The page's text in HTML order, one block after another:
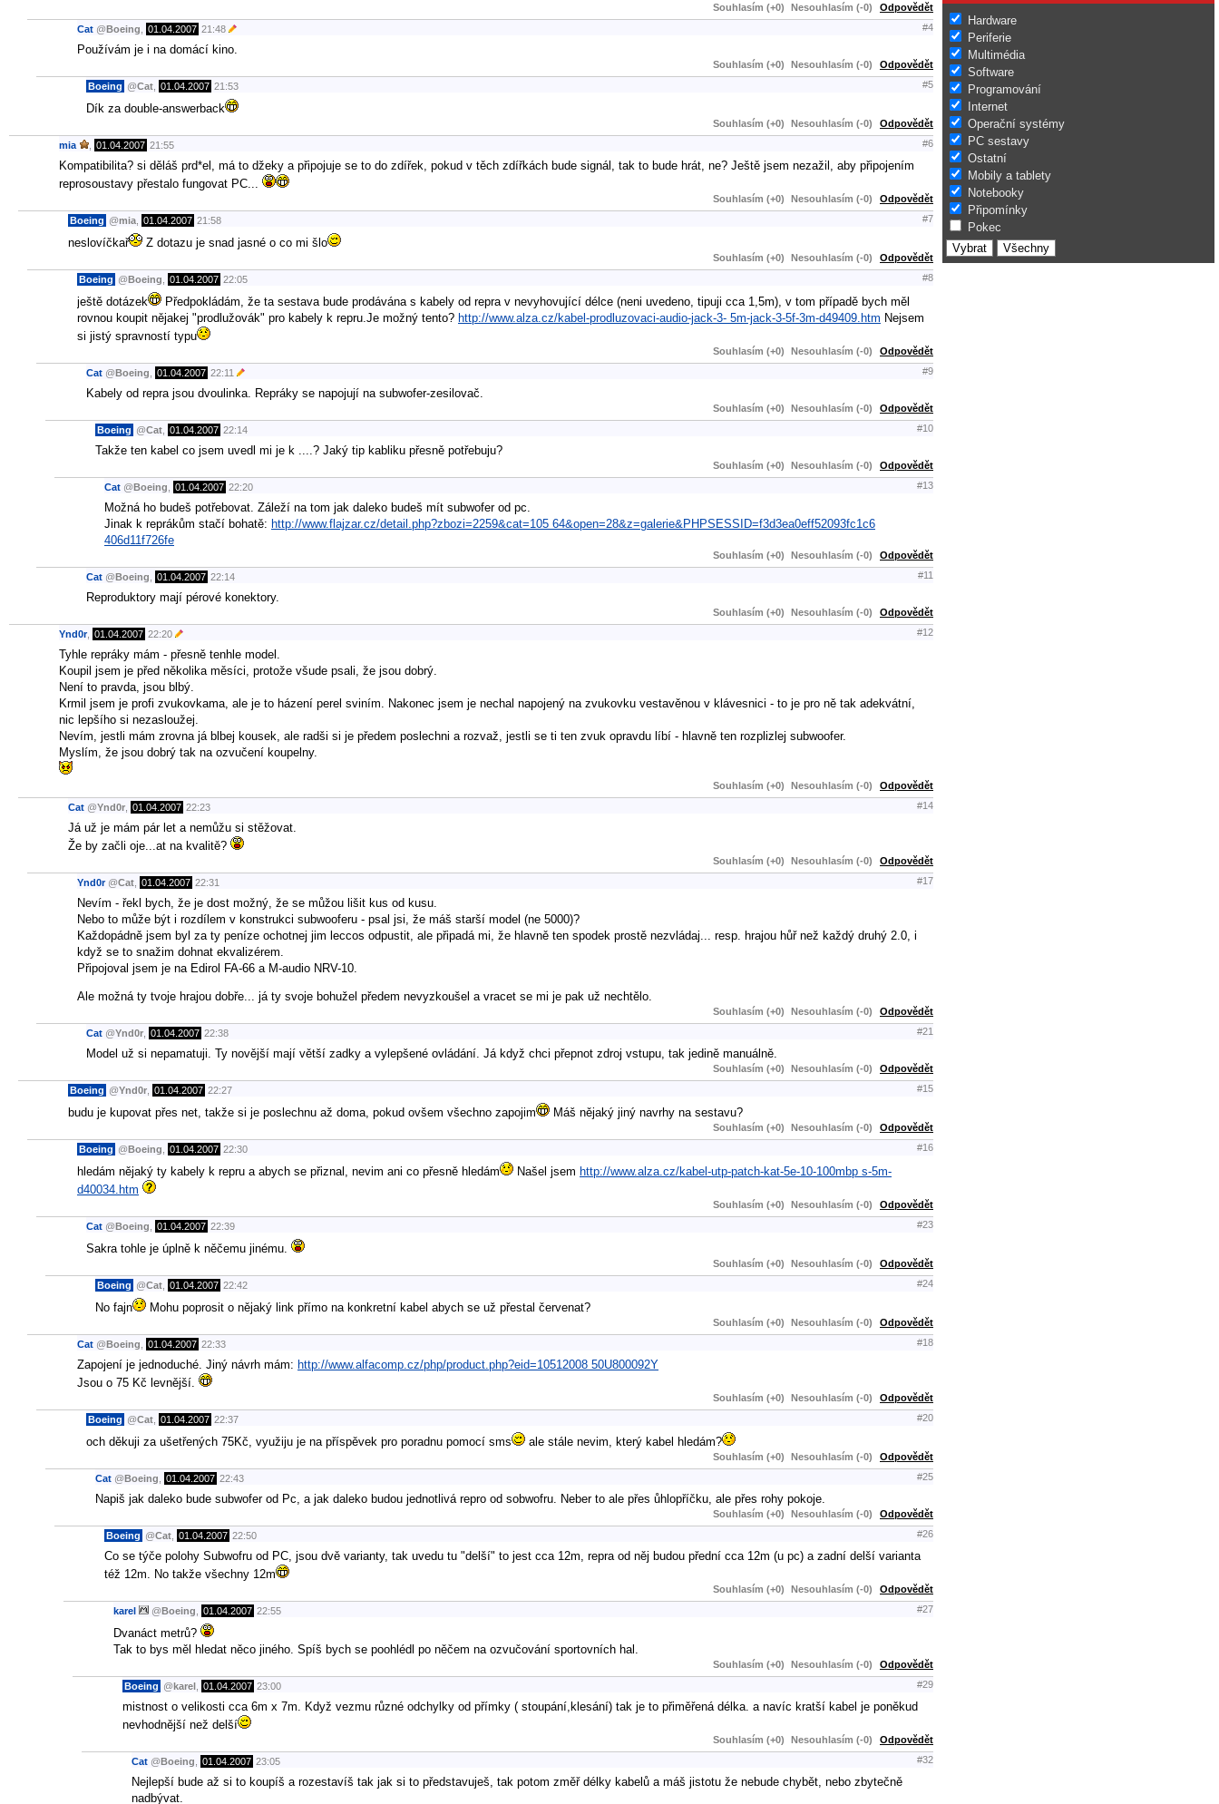
Souhlasím (+0) Nesouhlasím (-0) Odpovědět
Cat @Boeing 01.04.2007 21:48 #4
Používám je i na domácí kino.
Souhlasím (+0) Nesouhlasím (-0) Odpovědět
Boeing @Cat 01.04.2007 21:53 #5
Dík za double-answerback
Souhlasím (+0) Nesouhlasím (-0) Odpovědět
mia 01.04.2007 21:55 #6
Kompatibilita? si děláš prd*el, má to džeky a připojuje se to do zdířek, pokud v těch zdířkách bude signál, tak to bude hrát, ne? Ještě jsem nezažil, aby připojením
reprosoustavy přestalo fungovat PC...
Souhlasím (+0) Nesouhlasím (-0) Odpovědět
Boeing @mia 01.04.2007 21:58 #7
neslovíčkař Z dotazu je snad jasné o co mi šlo
Souhlasím (+0) Nesouhlasím (-0) Odpovědět
Boeing @Boeing 01.04.2007 22:05 #8
ještě dotázek
Předpokládám, že ta sestava bude prodávána s kabely od repra v nevyhovující délce (neni uvedeno, tipuji cca 1,5m), v tom případě bych měl
rovnou koupit nějakej "prodlužovák" pro kabely k repru.Je možný tento? http://www.alza.cz/kabel-prodluzovaci-audio-jack-3- 5m-jack-3-5f-3m-d49409.htm Nejsem
si jistý spravností typu
Souhlasím (+0) Nesouhlasím (-0) Odpovědět
Cat @Boeing 01.04.2007 22:11 #9
Kabely od repra jsou dvoulinka. Repráky se napojují na subwofer-zesilovač.
Souhlasím (+0) Nesouhlasím (-0) Odpovědět
Boeing @Cat 01.04.2007 22:14 #10
Takže ten kabel co jsem uvedl mi je k ....? Jaký tip kabliku přesně potřebuju?
Souhlasím (+0) Nesouhlasím (-0) Odpovědět
Cat @Boeing 01.04.2007 22:20 #13
Možná ho budeš potřebovat. Záleží na tom jak daleko budeš mít subwofer od pc.
Jinak k reprákům stačí bohatě: http://www.flajzar.cz/detail.php?zbozi=2259&cat=105 64&open=28&z=galerie&PHPSESSID=f3d3ea0eff52093fc1c6
406d11f726fe
Souhlasím (+0) Nesouhlasím (-0) Odpovědět
Cat @Boeing 01.04.2007 22:14 #11
Reproduktory mají pérové konektory.
Souhlasím (+0) Nesouhlasím (-0) Odpovědět
Ynd0r, 01.04.2007 22:20 #12
Tyhle repráky mám - přesně tenhle model.
Koupil jsem je před několika měsíci, protože všude psali, že jsou dobrý.
Není to pravda, jsou blbý.
Krmil jsem je profi zvukovkama, ale je to házení perel sviním. Nakonec jsem je nechal napojený na zvukovku vestavěnou v klávesnici - to je pro ně tak adekvátní,
nic lepšího si nezasloužej.
Nevím, jestli mám zrovna já blbej kousek, ale radši si je předem poslechni a rozvaž, jestli se ti ten zvuk opravdu líbí - hlavně ten rozplizlej subwoofer.
Myslím, že jsou dobrý tak na ozvučení koupelny.
Souhlasím (+0) Nesouhlasím (-0) Odpovědět
Cat @Ynd0r 01.04.2007 22:23 #14
Já už je mám pár let a nemůžu si stěžovat.
Že by začli oje...at na kvalitě?
Souhlasím (+0) Nesouhlasím (-0) Odpovědět
Ynd0r @Cat 01.04.2007 22:31 #17
Nevím - řekl bych, že je dost možný, že se můžou lišit kus od kusu.
Nebo to může být i rozdílem v konstrukci subwooferu - psal jsi, že máš starší model (ne 5000)?
Každopádně jsem byl za ty peníze ochotnej jim leccos odpustit, ale připadá mi, že hlavně ten spodek prostě nezvládaj... resp. hrajou hůř než každý druhý 2.0, i
když se to snažim dohnat ekvalizérem.
Připojoval jsem je na Edirol FA-66 a M-audio NRV-10.
Ale možná ty tvoje hrajou dobře... já ty svoje bohužel předem nevyzkoušel a vracet se mi je pak už nechtělo.
Souhlasím (+0) Nesouhlasím (-0) Odpovědět
Cat @Ynd0r 01.04.2007 22:38 #21
Model už si nepamatuji. Ty novější mají větší zadky a vylepšené ovládání. Já když chci přepnot zdroj vstupu, tak jedině manuálně.
Souhlasím (+0) Nesouhlasím (-0) Odpovědět
Boeing @Ynd0r 01.04.2007 22:27 #15
budu je kupovat přes net, takže si je poslechnu až doma, pokud ovšem všechno zapojim Máš nějaký jiný navrhy na sestavu?
Souhlasím (+0) Nesouhlasím (-0) Odpovědět
Boeing @Boeing 01.04.2007 22:30 #16
hledám nějaký ty kabely k repru a abych se přiznal, nevim ani co přesně hledám Našel jsem http://www.alza.cz/kabel-utp-patch-kat-5e-10-100mbp s-5m-
d40034.htm
Souhlasím (+0) Nesouhlasím (-0) Odpovědět
Cat @Boeing 01.04.2007 22:39 #23
Sakra tohle je úplně k něčemu jinému.
Souhlasím (+0) Nesouhlasím (-0) Odpovědět
Boeing @Cat 01.04.2007 22:42 #24
No fajn Mohu poprosit o nějaký link přímo na konkretní kabel abych se už přestal červenat?
Souhlasím (+0) Nesouhlasím (-0) Odpovědět
Cat @Boeing 01.04.2007 22:33 #18
Zapojení je jednoduché. Jiný návrh mám: http://www.alfacomp.cz/php/product.php?eid=10512008 50U800092Y
Jsou o 75 Kč levnější.
Souhlasím (+0) Nesouhlasím (-0) Odpovědět
Boeing @Cat 01.04.2007 22:37 #20
och děkuji za ušetřených 75Kč, využiju je na příspěvek pro poradnu pomocí sms ale stále nevim, který kabel hledám?
Souhlasím (+0) Nesouhlasím (-0) Odpovědět
Cat @Boeing 01.04.2007 22:43 #25
Napiš jak daleko bude subwofer od Pc, a jak daleko budou jednotlivá repro od sobwofru. Neber to ale přes ůhlopříčku, ale přes rohy pokoje.
Souhlasím (+0) Nesouhlasím (-0) Odpovědět
Boeing @Cat 01.04.2007 22:50 #26
Co se týče polohy Subwofru od PC, jsou dvě varianty, tak uvedu tu "delší" to jest cca 12m, repra od něj budou přední cca 12m (u pc) a zadní delší varianta
též 12m. No takže všechny 12m
Souhlasím (+0) Nesouhlasím (-0) Odpovědět
karel @Boeing 01.04.2007 22:55 #27
Dvanáct metrů?
Tak to bys měl hledat něco jiného. Spíš bych se poohlédl po něčem na ozvučování sportovních hal.
Souhlasím (+0) Nesouhlasím (-0) Odpovědět
Boeing @karel 01.04.2007 23:00 #29
mistnost o velikosti cca 6m x 7m. Když vezmu různé odchylky od přímky ( stoupání,klesání) tak je to přiměřená délka. a navíc kratší kabel je poněkud
nevhodnější než delší
Souhlasím (+0) Nesouhlasím (-0) Odpovědět
Cat @Boeing 01.04.2007 23:05 #32
Nejlepší bude až si to koupíš a rozestavíš tak jak si to představuješ, tak potom změř délky kabelů a máš jistotu že nebude chybět, nebo zbytečně
nadbývat.
Hardware
Periferie
Multimédia
Software
Programování
Internet
Operační systémy
PC sestavy
Ostatní
Mobily a tablety
Notebooky
Připomínky
Pokec